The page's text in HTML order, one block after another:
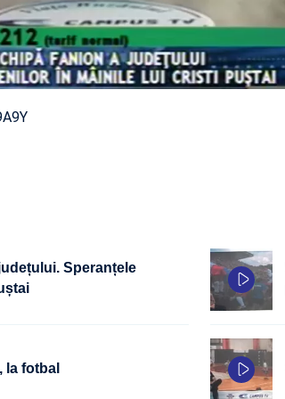
Speranțele
la fotbal